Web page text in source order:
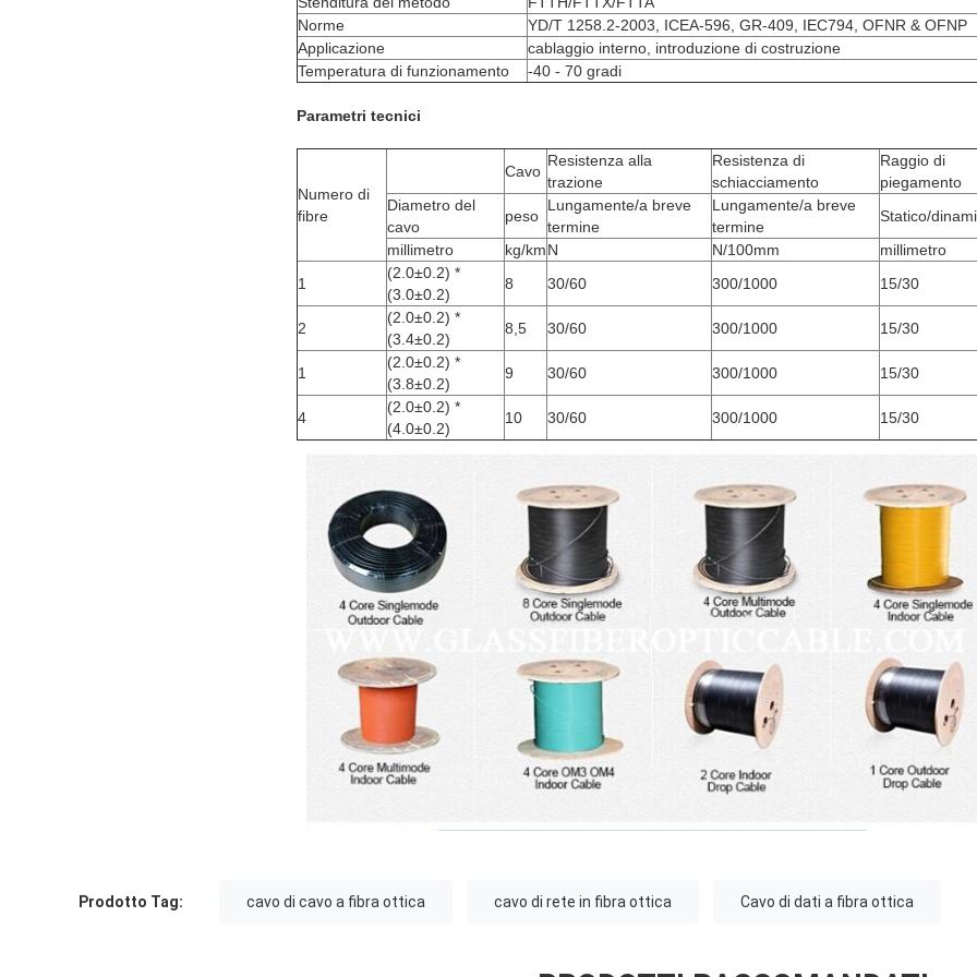
Norme
YD/T 1258.2-2003, ICEA-596, GR-409, IEC794, OFNR & OFNP
Applicazione
cablaggio interno, introduzione di costruzione
Temperatura di funzionamento
-40 - 70 gradi
Parametri tecnici
Numero di
fibre
Cavo
Resistenza alla
trazione
Resistenza di
schiacciamento
Raggio di
piegamento
Diametro del
cavo
peso
Lungamente/a breve
termine
Lungamente/a breve
termine
Statico/
millimetro
kg/kmN N/100mm
millimetro
1
(2.0±0.2) *
(3.0±0.2)
8 30/60 300/1000 15/30
2
(2.0±0.2) *
(3.4±0.2)
8,5 30/60 300/1000 15/30
1
(2.0±0.2) *
(3.8±0.2)
9 30/60 300/1000 15/30
4
(2.0±0.2) *
(4.0±0.2)
10 30/60 300/1000 15/30
Prodotto Tag: cavo di cavo a fibra ottica cavo di rete in fibra ottica Cavo di dati a fibra ottica